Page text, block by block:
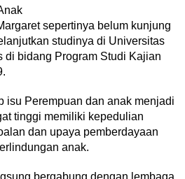
sepertinya belum kunjung
studinya di Universitas
di bidang Program Studi Kajian
isu Perempuan dan anak menjadi
tinggi memiliki kepedulian
dan upaya pemberdayaan
anak.
bergabung dengan lembaga